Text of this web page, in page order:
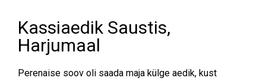
Kassiaedik Saustis,
Harjumaal
Perenaise soov oli saada maja külge aedik, kust